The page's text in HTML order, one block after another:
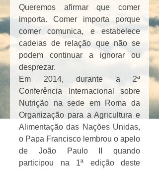
Queremos afirmar que comer
importa. Comer importa porque
comer comunica, e estabelece
cadeias de relação que não se
podem continuar a ignorar ou
desprezar.
Em 2014, durante a 2ª
Conferência Internacional sobre
Nutrição na sede em Roma da
Organização para a Agricultura e
Alimentação das Nações Unidas,
o Papa Francisco lembrou o apelo
de João Paulo II quando
participou na 1ª edição deste